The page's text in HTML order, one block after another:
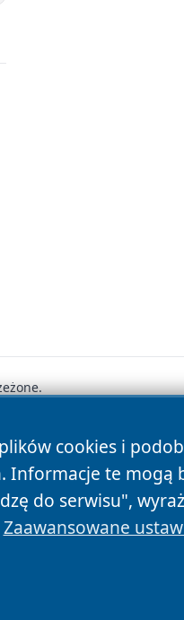
cookies i
Informacje te mogą
do serwisu",
Zaawansowane